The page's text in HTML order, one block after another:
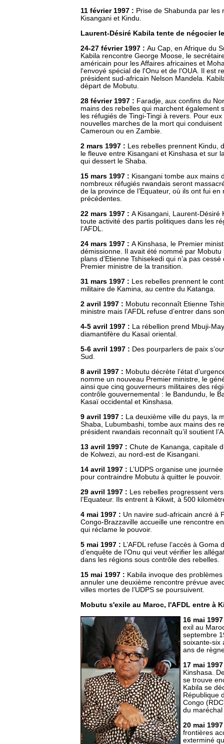
11 février 1997 : Prise de Shabunda par les
Kisangani et Kindu.
Laurent-Désiré Kabila tente de négocier
24-27 février 1997 : Au Cap, en Afrique du
Kabila rencontre George Moose, le
américain pour les Affaires africaines et
l'envoyé spécial de l'Onu et de l'OUA. Il est
président sud-africain Nelson Mandela.
départ de Mobutu.
28 février 1997 : Faradje, aux confins du
mains des rebelles qui marchent également
les réfugiés de Tingi-Tingi à revers. Pour
nouvelles marches de la mort qui
Cameroun ou en Zambie.
2 mars 1997 : Les rebelles prennent Kindu,
le fleuve entre Kisangani et Kinshasa et sur
qui dessert le Shaba.
15 mars 1997 : Kisangani tombe aux mains
nombreux réfugiés rwandais seront
de la province de l’Equateur, où ils ont fui en
précédentes.
22 mars 1997 : A Kisangani, Laurent-Désiré
toute activité des partis politiques dans les
l’AFDL.
24 mars 1997 : A Kinshasa, le Premier
démissionne. Il avait été nommé par
plans d’Etienne Tshisekedi qui n’a pas
Premier ministre de la transition.
31 mars 1997 : Les rebelles prennent le
militaire de Kamina, au centre du Katanga.
2 avril 1997 : Mobutu reconnaît Etienne
ministre mais l’AFDL refuse d’entrer dans
4-5 avril 1997 : La rébellion prend Mbuji-
diamantifère du Kasaï oriental.
5-6 avril 1997 : Des pourparlers de paix
Sud.
8 avril 1997 : Mobutu décrète l’état
nomme un nouveau Premier ministre, le
ainsi que cinq gouverneurs militaires des
contrôle gouvernemental : le Bandundu, le
Kasaï occidental et Kinshasa.
9 avril 1997 : La deuxième ville du pays, la
Shaba, Lubumbashi, tombe aux mains des
président rwandais reconnaît qu’il soutient
13 avril 1997 : Chute de Kananga, capitale
de Kolwezi, au nord-est de Kisangani.
14 avril 1997 : L’UDPS organise une
pour contraindre Mobutu à quitter le pouvoir.
29 avril 1997 : Les rebelles progressent
l’Equateur. Ils entrent à Kikwit, à 500
4 mai 1997 : Un navire sud-africain ancré à
Congo-Brazzaville accueille une rencontre
qui réclame le pouvoir.
5 mai 1997 : L’AFDL refuse l’accès à Goma
d’enquête de l’Onu qui veut vérifier les
dans les régions sous contrôle des rebelles.
15 mai 1997 : Kabila invoque des
annuler une deuxième rencontre prévue
villes mortes de l’UDPS se poursuivent.
Mobutu s'exile au Maroc, l'AFDL entre à
16 mai
exil au
septembre
soixante-six
ans de
17 mai
Kinshasa.
se trouve
Kabila se
République
Congo
du
20 mai
frontières
exterminé